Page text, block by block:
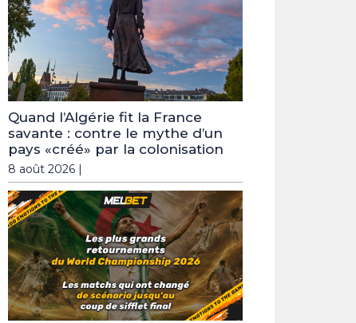
Quand l’Algérie fit la France
savante : contre le mythe d’un
pays «créé» par la colonisation
8 août 2026 |